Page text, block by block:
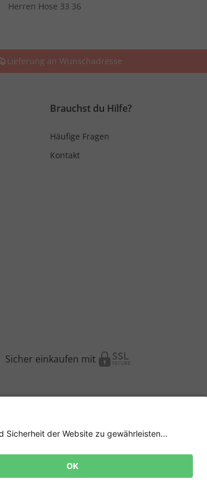
Herren Hose 33 36
Lieferung an Wunschadresse
Brauchst du Hilfe?
Häufige Fragen
Kontakt
Sicher einkaufen mit